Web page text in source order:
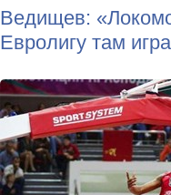
Ведищев:
Евролигу там